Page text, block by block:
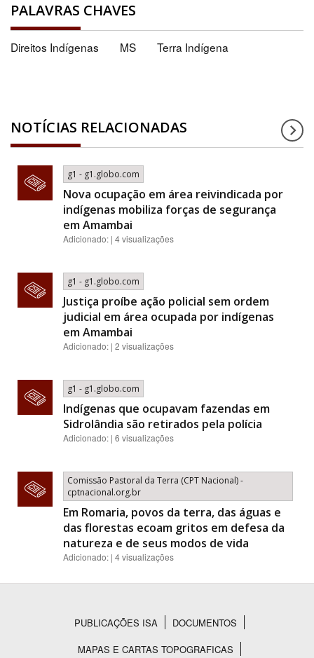
PALAVRAS CHAVES
Direitos Indígenas MS Terra Indígena
NOTÍCIAS RELACIONADAS
g1 - g1.globo.com
Nova ocupação em área reivindicada por
indígenas mobiliza forças de segurança
em Amambai
Adicionado: | 4 visualizações
g1 - g1.globo.com
Justiça proíbe ação policial sem ordem
judicial em área ocupada por indígenas
em Amambai
Adicionado: | 2 visualizações
g1 - g1.globo.com
Indígenas que ocupavam fazendas em
Sidrolândia são retirados pela polícia
Adicionado: | 6 visualizações
Comissão Pastoral da Terra (CPT Nacional) -
cptnacional.org.br
Em Romaria, povos da terra, das águas e
das florestas ecoam gritos em defesa da
natureza e de seus modos de vida
Adicionado: | 4 visualizações
Rodapé
PUBLICAÇÕES ISA
DOCUMENTOS
MAPAS E CARTAS TOPOGRAFICAS